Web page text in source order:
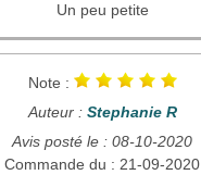
Un peu petite
Note :
Auteur : Stephanie R
Avis posté le : 08-10-2020
Commande du : 21-09-2020